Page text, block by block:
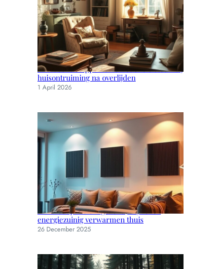
Praktische stappen en emotionele steun bij
huisontruiming na overlijden
1 April 2026
Infraroodpanelen: gezond, stijlvol en
energiezuinig verwarmen thuis
26 December 2025